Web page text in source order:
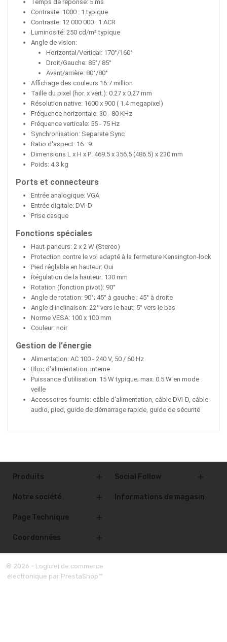
Temps de réponse: 5 ms
Contraste: 1000 : 1 typique
Contraste: 12 000 000 : 1 ACR
Luminosité: 250 cd/m² typique
Angle de vision:
Horizontal/Vertical: 170°/160°
Droit/Gauche: 85°/ 85°
Avant/arrière: 80°/80°
Affichage des couleurs 16.7 million
Taille du pixel (hor. x vert.): 0.27 x 0.27 mm
Résolution native: 1600 x 900 ( 1.4 megapixel)
Fréquence horizontale: 30 - 80 KHz
Fréquence verticale: 55 - 75 Hz
Synchronisation: Separate Sync
Ratio d'aspect: 16 : 9
Dimensions L x H x P: 469.5 x 356.5 (486.5) x 230 mm
Poids: 4.3 kg
Ports et connecteurs
Entrée analogique: VGA
Entrée digitale: DVI-D
Prise casque
Fonctions spéciales
Haut-parleurs: 2 x 2 W (Stereo)
Protection contre le vol adapté à la fermeture Kensington-lock
Pied réglable en hauteur: Oui
Régulation de la hauteur: 130 mm
Rotation (fonction pivot): 90°
Angle de rotation: 90°; 45° à gauche ; 45° à droite
Angle d'inclinaison: 22° vers le haut; 5° vers le bas
Norme VESA: 100 x 100 mm
Couleur: noir
Gestion de l'énergie
Alimentation: AC 100 - 240 V, 50 / 60 Hz
Bloc d'alimentation: interne
Puissance d'utilisation: 15 W typique; max. 0.5 W en mode
veille
Accessoires fournis: câble d'alimentation, câble DVI-D, câble
audio, pied, guide de démarrage rapide, guide de sécurité
Produits 
Notre société 
Page Technique 
Coordonnées 
Social Follow 
Informations de magasin
© 2026 - Logiciel de commerce
électronique par PrestaShop™